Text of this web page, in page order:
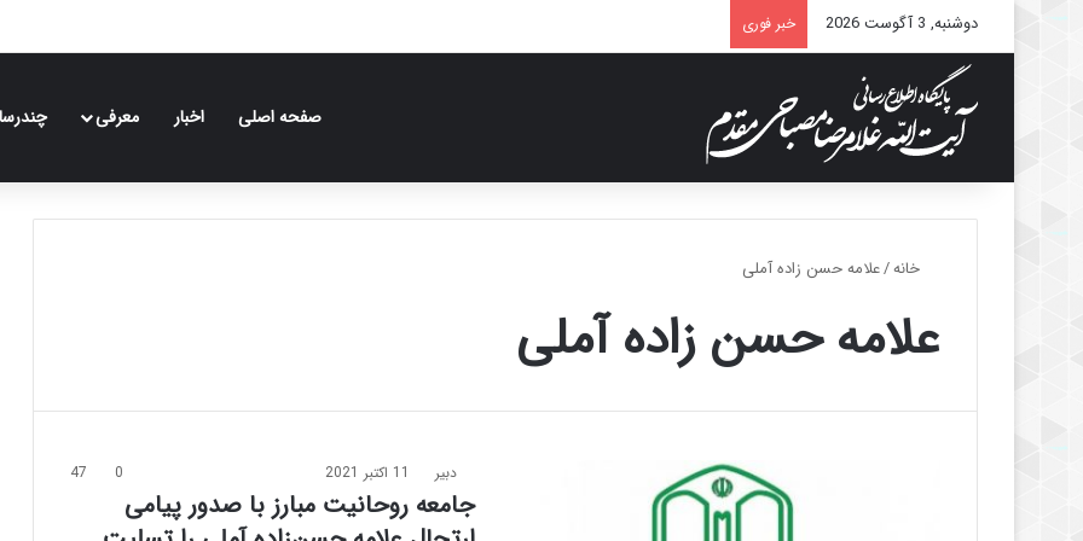
دوشنبه, 3 آگوست 2026 خبر فوری
صفحه اصلی اخبار معرفی
خانه/علامه حسن زاده آملی
علامه حسن زاده آملی
دبیر 11 اکتبر 2021 0
47
جامعه روحانیت مبارز با صدور پیامی